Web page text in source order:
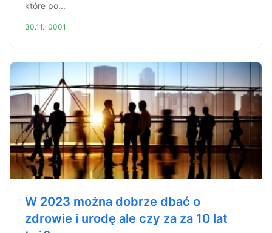
które po...
30.11.-0001
W 2023 można dobrze dbać o
zdrowie i urodę ale czy za za 10 lat